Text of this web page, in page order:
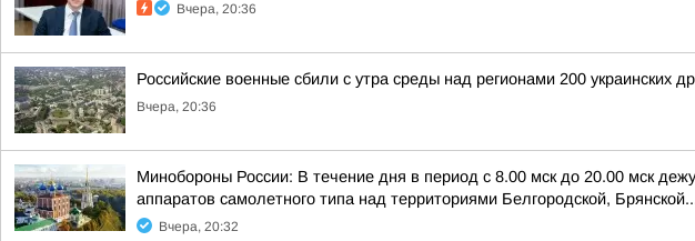
Вчера, 20:36
Российские военные сбили с утра среды над регионами 200 украинских
Вчера, 20:36
Минобороны России: В течение дня в период с 8.00 мск до 20.00 мск
аппаратов самолетного типа над территориями Белгородской,
Вчера, 20:32